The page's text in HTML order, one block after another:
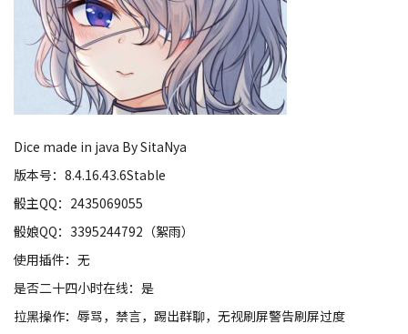
Dice made in java By SitaNya
版本号：8.4.16.43.6Stable
骰主QQ：2435069055
骰娘QQ：3395244792（絮雨）
使用插件：无
是否二十四小时在线：是
拉黑操作：辱骂，禁言，踢出群聊，无视刷屏警告刷屏过度